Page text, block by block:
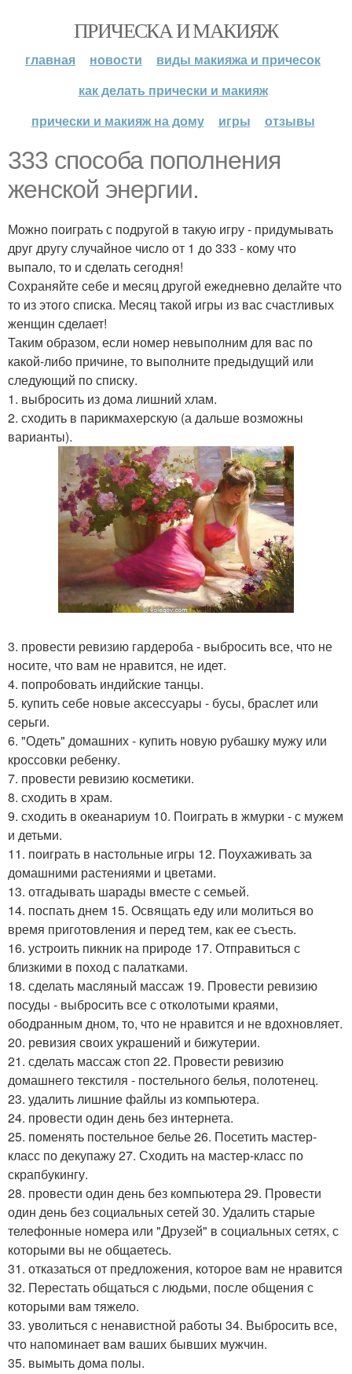
ПРИЧЕСКА И МАКИЯЖ
главная новости
виды макияжа и причесок
как делать прически и макияж
прически и макияж на дому
игры отзывы
333 способа пополнения
женской энергии.
Можно поиграть с подругой в такую игру - придумывать
друг другу случайное число от 1 до 333 - кому что
выпало, то и сделать сегодня!
Сохраняйте себе и месяц другой ежедневно делайте что
то из этого списка. Месяц такой игры из вас счастливых
женщин сделает!
Таким образом, если номер невыполним для вас по
какой-либо причине, то выполните предыдущий или
следующий по списку.
1. выбросить из дома лишний хлам.
2. сходить в парикмахерскую (а дальше возможны
варианты).
3. провести ревизию гардероба - выбросить все, что не
носите, что вам не нравится, не идет.
4. попробовать индийские танцы.
5. купить себе новые аксессуары - бусы, браслет или
серьги.
6. "Одеть" домашних - купить новую рубашку мужу или
кроссовки ребенку.
7. провести ревизию косметики.
8. сходить в храм.
9. сходить в океанариум 10. Поиграть в жмурки - с мужем
и детьми.
11. поиграть в настольные игры 12. Поухаживать за
домашними растениями и цветами.
13. отгадывать шарады вместе с семьей.
14. поспать днем 15. Освящать еду или молиться во
время приготовления и перед тем, как ее съесть.
16. устроить пикник на природе 17. Отправиться с
близкими в поход с палатками.
18. сделать масляный массаж 19. Провести ревизию
посуды - выбросить все с отколотыми краями,
ободранным дном, то, что не нравится и не вдохновляет.
20. ревизия своих украшений и бижутерии.
21. сделать массаж стоп 22. Провести ревизию
домашнего текстиля - постельного белья, полотенец.
23. удалить лишние файлы из компьютера.
24. провести один день без интернета.
25. поменять постельное белье 26. Посетить мастер-
класс по декупажу 27. Сходить на мастер-класс по
скрапбукингу.
28. провести один день без компьютера 29. Провести
один день без социальных сетей 30. Удалить старые
телефонные номера или "Друзей" в социальных сетях, с
которыми вы не общаетесь.
31. отказаться от предложения, которое вам не нравится
32. Перестать общаться с людьми, после общения с
которыми вам тяжело.
33. уволиться с ненавистной работы 34. Выбросить все,
что напоминает вам ваших бывших мужчин.
35. вымыть дома полы.